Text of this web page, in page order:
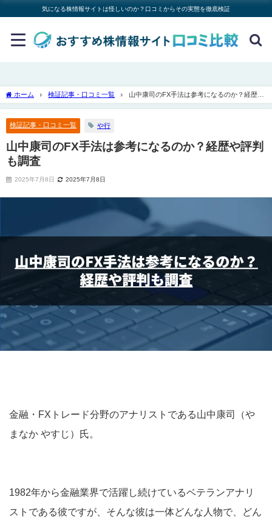
気になる株情報サイトは怪しいのか？口コミからその実態を徹底検証
ホーム 検証記事・口コミ一覧
山中康司のFX手法は参考になるのか？経歴や
評判も調査
検証記事・口コミ一覧 や行
山中康司のFX手法は参考になるのか？経歴や評判
も調査
2025年7月8日 2025年7月8日
金融・FXトレード分野のアナリストである山中康司（や
まなか やすじ）氏。
1982年から金融業界で活躍し続けているベテランアナリ
ストである彼ですが、そんな彼は一体どんな人物で、どん